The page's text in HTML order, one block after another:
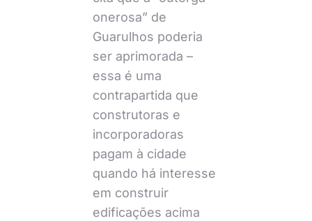
onerosa” de
Guarulhos poderia
ser aprimorada –
essa é uma
contrapartida que
construtoras e
incorporadoras
pagam à cidade
quando há interesse
em construir
edificações acima